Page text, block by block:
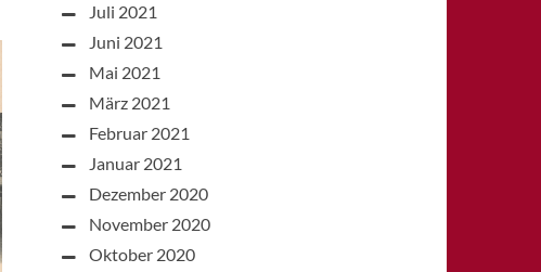
Juli 2021
Juni 2021
Mai 2021
März 2021
Februar 2021
Januar 2021
Dezember 2020
November 2020
Oktober 2020